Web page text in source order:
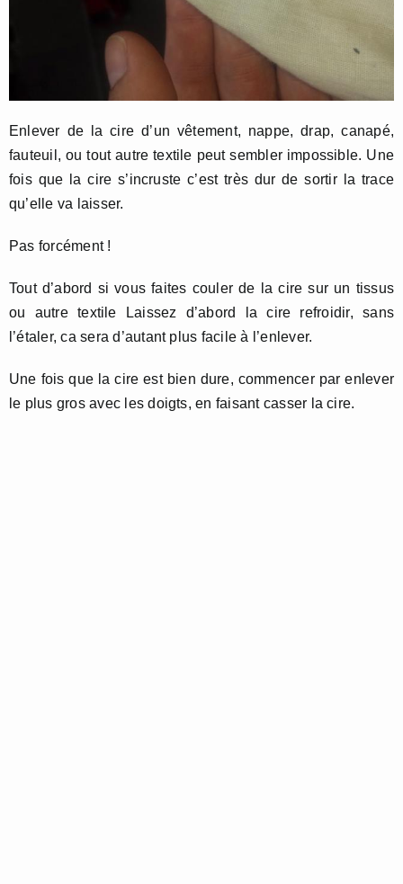
Enlever de la cire d’un vêtement, nappe, drap, canapé,
fauteuil, ou tout autre textile peut sembler impossible. Une
fois que la cire s’incruste c’est très dur de sortir la trace
qu’elle va laisser.
Pas forcément !
Tout d’abord si vous faites couler de la cire sur un tissus
ou autre textile Laissez d’abord la cire refroidir, sans
l’étaler, ca sera d’autant plus facile à l’enlever.
Une fois que la cire est bien dure, commencer par enlever
le plus gros avec les doigts, en faisant casser la cire.